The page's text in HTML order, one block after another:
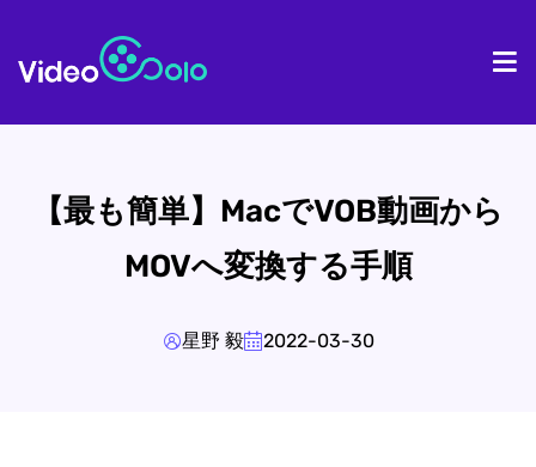
【最も簡単】MacでVOB動画から
MOVへ変換する手順
星野 毅 2022-03-30